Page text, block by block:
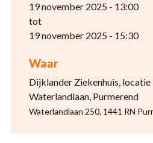
19 november 2025 - 13:00
tot
19 november 2025 - 15:30
Waar
Dijklander Ziekenhuis, locatie
Waterlandlaan, Purmerend
Waterlandlaan 250, 1441 RN